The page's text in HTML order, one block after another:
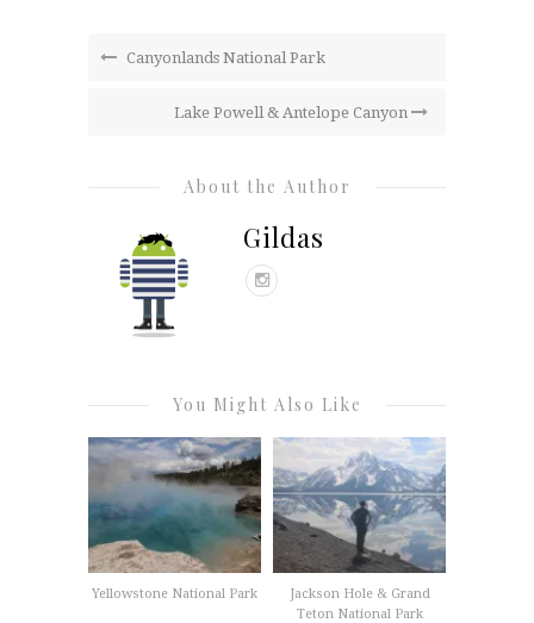
Canyonlands National Park
Lake Powell & Antelope Canyon
About the Author
Gildas
You Might Also Like
Yellowstone National Park
Jackson Hole & Grand
Teton National Park